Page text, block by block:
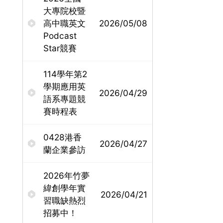
大專院校暨
高中職英文
Podcast
Star競賽
2026/05/08
114學年第2
學期應用英
語系專題競
賽時程表
2026/04/29
0428港香
蘭企業參訪
2026/04/27
2026年竹夢
緯創學年實
習職缺熱烈
招募中！
2026/04/21